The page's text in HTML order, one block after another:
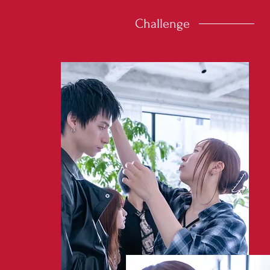
Challenge